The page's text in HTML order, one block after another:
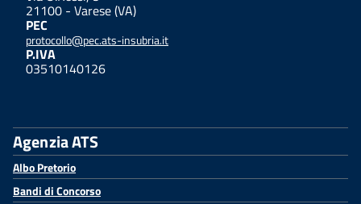
21100 - Varese (VA)
PEC
protocollo@pec.ats-insubria.it
P.IVA
03510140126
Agenzia ATS
Albo Pretorio
Bandi di Concorso